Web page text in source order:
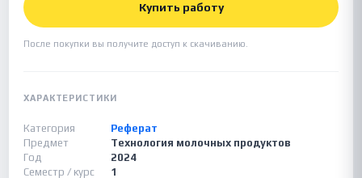
Купить работу
После покупки вы получите доступ к скачиванию.
ХАРАКТЕРИСТИКИ
Категория
Реферат
Предмет
Технология молочных продуктов
Год
2024
Семестр / курс
1